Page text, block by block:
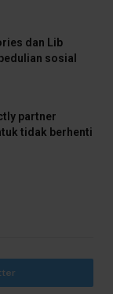
dan Lib
sosial
partner
tidak berhenti